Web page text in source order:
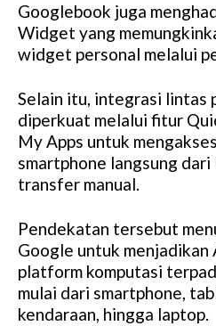
Googlebook juga
Widget yang
widget personal melalui
Selain itu, integrasi lintas
diperkuat melalui fitur
My Apps untuk
smartphone langsung
transfer manual.
Pendekatan tersebut
Google untuk menjadikan
platform komputasi
mulai dari smartphone,
kendaraan, hingga laptop.